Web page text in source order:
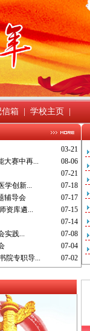
信箱 学校主页
03-21
08-06
大赛中再...
07-21
07-18
学创新...
07-17
辅导会
07-15
资库遴...
07-14
07-08
实践...
07-04
07-02
院专职导...